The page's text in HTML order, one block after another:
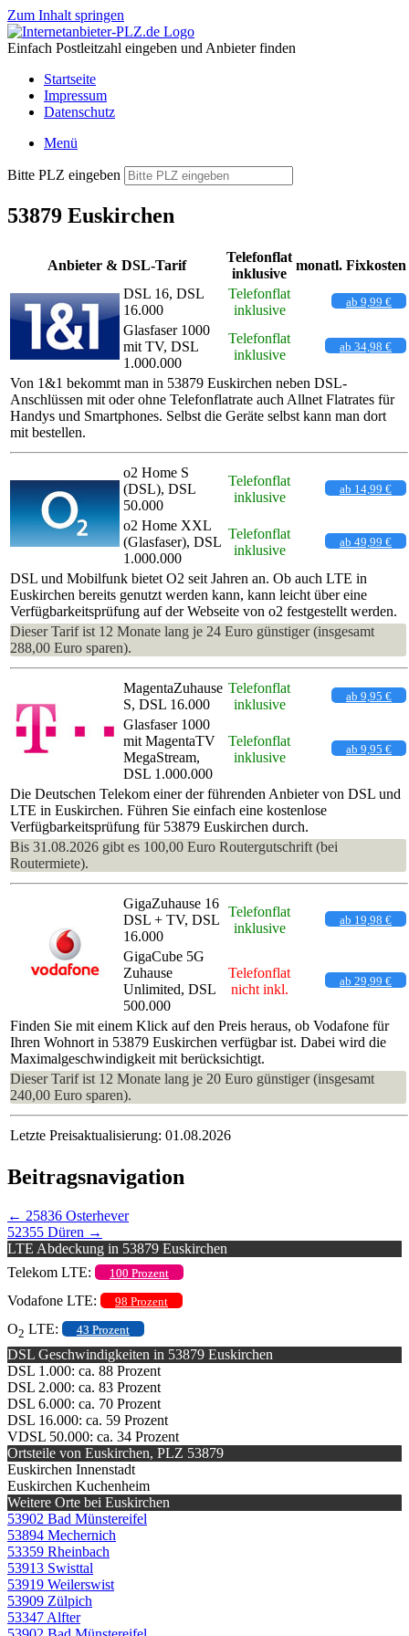
Zum Inhalt springen
Einfach Postleitzahl eingeben und Anbieter finden
Startseite
Impressum
Datenschutz
Menü
Bitte PLZ eingeben
53879 Euskirchen
Anbieter & DSL-Tarif
Telefonflat
inklusive
monatl. Fixkosten
DSL 16, DSL
16.000
Telefonflat
inklusive
ab 9,99 €
Glasfaser 1000
mit TV, DSL
1.000.000
Telefonflat
inklusive
ab 34,98 €
Von 1&1 bekommt man in 53879 Euskirchen neben DSL-
Anschlüssen mit oder ohne Telefonflatrate auch Allnet Flatrates für
Handys und Smartphones. Selbst die Geräte selbst kann man dort
mit bestellen.
o2 Home S
(DSL), DSL
50.000
Telefonflat
inklusive
ab 14,99 €
o2 Home XXL
(Glasfaser), DSL
1.000.000
Telefonflat
inklusive
ab 49,99 €
DSL und Mobilfunk bietet O2 seit Jahren an. Ob auch LTE in
Euskirchen bereits genutzt werden kann, kann leicht über eine
Verfügbarkeitsprüfung auf der Webseite von o2 festgestellt werden.
Dieser Tarif ist 12 Monate lang je 24 Euro günstiger (insgesamt
288,00 Euro sparen).
MagentaZuhause
S, DSL 16.000
Telefonflat
inklusive
ab 9,95 €
Glasfaser 1000
mit MagentaTV
MegaStream,
DSL 1.000.000
Telefonflat
inklusive
ab 9,95 €
Die Deutschen Telekom einer der führenden Anbieter von DSL und
LTE in Euskirchen. Führen Sie einfach eine kostenlose
Verfügbarkeitsprüfung für 53879 Euskirchen durch.
Bis 31.08.2026 gibt es 100,00 Euro Routergutschrift (bei
Routermiete).
GigaZuhause 16
DSL + TV, DSL
16.000
Telefonflat
inklusive
ab 19,98 €
GigaCube 5G
Zuhause
Unlimited, DSL
500.000
Telefonflat
nicht inkl.
ab 29,99 €
Finden Sie mit einem Klick auf den Preis heraus, ob Vodafone für
Ihren Wohnort in 53879 Euskirchen verfügbar ist. Dabei wird die
Maximalgeschwindigkeit mit berücksichtigt.
Dieser Tarif ist 12 Monate lang je 20 Euro günstiger (insgesamt
240,00 Euro sparen).
Letzte Preisaktualisierung: 01.08.2026
Beitragsnavigation
← 25836 Osterhever
52355 Düren →
LTE Abdeckung in 53879 Euskirchen
Telekom LTE:
100 Prozent
Vodafone LTE: 98 Prozent
O2 LTE: 43 Prozent
DSL Geschwindigkeiten in 53879 Euskirchen
DSL 1.000: ca. 88 Prozent
DSL 2.000: ca. 83 Prozent
DSL 6.000: ca. 70 Prozent
DSL 16.000: ca. 59 Prozent
VDSL 50.000: ca. 34 Prozent
Ortsteile von Euskirchen, PLZ 53879
Euskirchen Innenstadt
Euskirchen Kuchenheim
Weitere Orte bei Euskirchen
53902 Bad Münstereifel
53894 Mechernich
53359 Rheinbach
53913 Swisttal
53919 Weilerswist
53909 Zülpich
53347 Alfter